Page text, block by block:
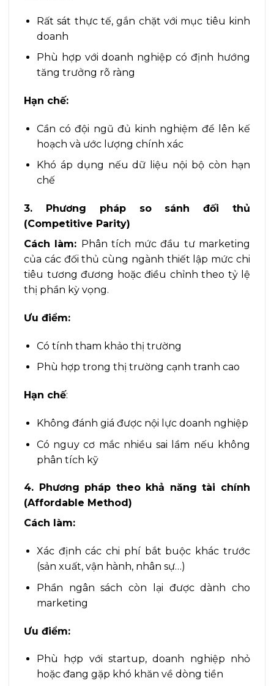
Rất sát thực tế, gắn chặt với mục tiêu kinh
doanh
Phù hợp với doanh nghiệp có định hướng
tăng trưởng rõ ràng
Hạn chế:
Cần có đội ngũ đủ kinh nghiệm để lên kế
hoạch và ước lượng chính xác
Khó áp dụng nếu dữ liệu nội bộ còn hạn
chế
3. Phương pháp so sánh đối thủ
(Competitive Parity)
Cách làm: Phân tích mức đầu tư marketing
của các đối thủ cùng ngành thiết lập mức chi
tiêu tương đương hoặc điều chỉnh theo tỷ lệ
thị phần kỳ vọng.
Ưu điểm:
Có tính tham khảo thị trường
Phù hợp trong thị trường cạnh tranh cao
Hạn chế:
Không đánh giá được nội lực doanh nghiệp
Có nguy cơ mắc nhiều sai lầm nếu không
phân tích kỹ
4. Phương pháp theo khả năng tài chính
(Affordable Method)
Cách làm:
Xác định các chi phí bắt buộc khác trước
(sản xuất, vận hành, nhân sự…)
Phần ngân sách còn lại được dành cho
marketing
Ưu điểm:
Phù hợp với startup, doanh nghiệp nhỏ
hoặc đang gặp khó khăn về dòng tiền